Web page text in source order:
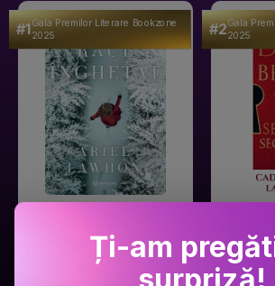
#1Gala Premilor Literare Bookzone
2025
PRP: 59.9 Lei
#2Gala
2025
Ți-am